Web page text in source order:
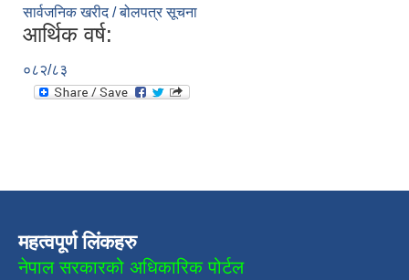
सार्वजनिक खरीद / बोलपत्र सूचना
आर्थिक वर्ष:
०८२/८३
महत्वपूर्ण लिंकहरु
नेपाल सरकारको अधिकारिक पोर्टल